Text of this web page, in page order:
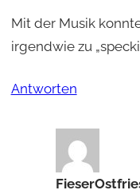
Mit der Musik
irgendwie zu
Antworten